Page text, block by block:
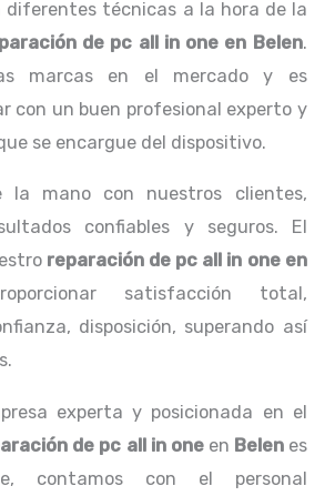
diferentes técnicas a la hora de la
de pc all in one en Belen.
marcas en el mercado y es
con un buen profesional experto y
se encargue del dispositivo.
la mano con nuestros clientes,
confiables y seguros. El
reparación de pc all in oneen
satisfacción total,
disposición, superando así
experta y posicionada en el
de pc all in one en Belenes
contamos con el personal